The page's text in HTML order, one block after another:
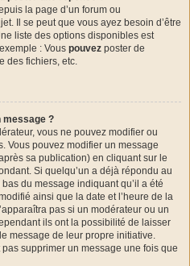
la page d’un forum ou
Il se peut que vous ayez besoin d’être
liste des options disponibles est
: Vous pouvez poster de
des fichiers, etc.
message ?
vous ne pouvez modifier ou
Vous pouvez modifier un message
sa publication) en cliquant sur le
Si quelqu’un a déjà répondu au
du message indiquant qu’il a été
ainsi que la date et l’heure de la
pas si un modérateur ou un
ils ont la possibilité de laisser
message de leur propre initiative.
supprimer un message une fois que